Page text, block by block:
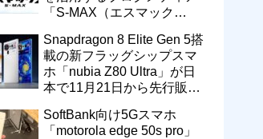
「S-MAX（エスマック
Snapdragon 8 Elite Gen 5搭
載の新フラッグシップスマ
ホ「nubia Z80 Ultra」が日
本で11月21日から先行販
SoftBank向け5Gスマホ
「motorola edge 50s pro」